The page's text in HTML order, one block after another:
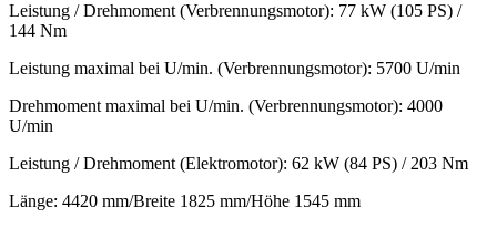
Leistung / Drehmoment (Verbrennungsmotor): 77 kW (105 PS) /
144 Nm
Leistung maximal bei U/min. (Verbrennungsmotor): 5700 U/min
Drehmoment maximal bei U/min. (Verbrennungsmotor): 4000
U/min
Leistung / Drehmoment (Elektromotor): 62 kW (84 PS) / 203 Nm
Länge: 4420 mm/Breite 1825 mm/Höhe 1545 mm